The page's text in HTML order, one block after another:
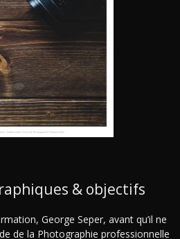
& objectifs
George Seper, avant qu’il ne
de la Photographie professionnelle